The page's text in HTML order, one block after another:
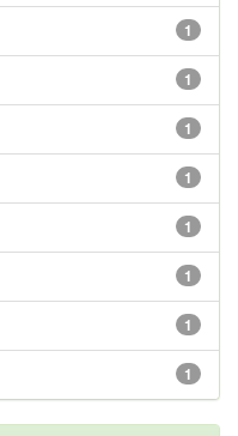
1
1
1
1
1
1
1
1